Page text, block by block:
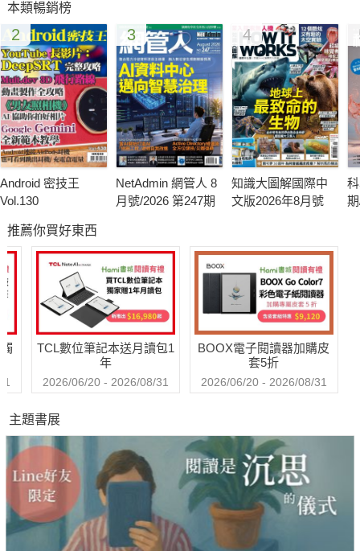
果；而當天來自產、官、學、研各界先進及媒體朋友共超過170
位貴賓，以熱情參與來表達對我們的支持與祝福，令人感動。
「智慧電動車先導運行國際研討會」則是摘錄了國內首次以電動
車運行經驗為交流主題的國際性研討會精華，這場由工業局主
辦，車輛中心規劃辦理的大型活動，一舉邀請到法、澳、美、日
多位電動車專家來台，不僅發表專題演講，更透過近距離分享各
國推行電動車的實務經驗，對國內正積極推展智慧電動車之際，
提供了最中肯貼切的參考與建言。
本期名家專欄－『車談筆記』，則是邀請到今年「大學產業經濟
院長以其擔任政府研發計畫之諮議、審查委員等多年經驗，就當
前產業技術與全球環保意識高漲的趨勢，針對台灣推動電動車普
及化，以及加強相關產業開發等現況提出精闢看法。
此外，繼今年6月於美國匹茲堡獲獎之後，車輛中心又有「鍍
金」作品誕生了，這次是在10月底的德國紐倫堡發明展中，分別
以「先進停車防撞系統」及「高效能LED封裝體設計」，再獲金
當然也在本期文章中詳加介紹；而另一篇「嚴選推薦」，則是從
輪胎所引發的車輛噪音問題，來探討胎紋對噪音產生的影響與量
測方法；同時，為使讀者們進一步瞭解車輛中心在噪音領域所累
積的研測技術，特別再搭配噪音檢測設備能量的相關說明，希望
藉由這兩篇專文介紹，不僅增加讀者對於噪音成因的認識，亦期
能在相關產品開發驗證時找到車輛中心所能提供的協助。
車輛產業在歷經了前幾年的衰退之後，今年，不論是汽車整車或
本類暢銷榜
2
Android 密技王
Vol.130
3
NetAdmin 網管人 8
月號/2026 第247期
4
知識大圖解國際中
文版2026年8月號
推薦你買好東西
TCL數位筆記本送月讀包1
年
2026/06/20 - 2026/08/31
BOOX電子閱讀器加購皮
套5折
2026/06/20 - 2026/08/31
主題書展